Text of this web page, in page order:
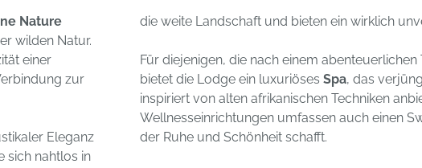
Nature
wilden Natur.
einer
zur
Eleganz
sich nahtlos in
die weite Landschaft und bieten ein wirklich
Für diejenigen, die nach einem
bietet die Lodge ein luxuriöses Spa, das
inspiriert von alten afrikanischen Techniken
Wellnesseinrichtungen umfassen auch einen
der Ruhe und Schönheit schafft.